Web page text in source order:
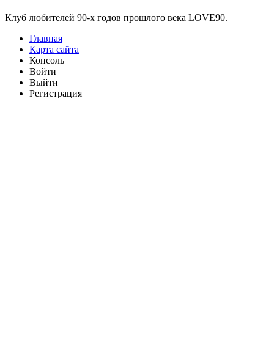
Клуб любителей 90-х годов прошлого века LOVE90.
Главная
Карта сайта
Консоль
Войти
Выйти
Регистрация